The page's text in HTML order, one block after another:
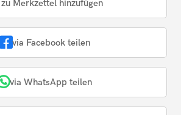
zu Merkzettel hinzufügen
via Facebook teilen
via WhatsApp teilen